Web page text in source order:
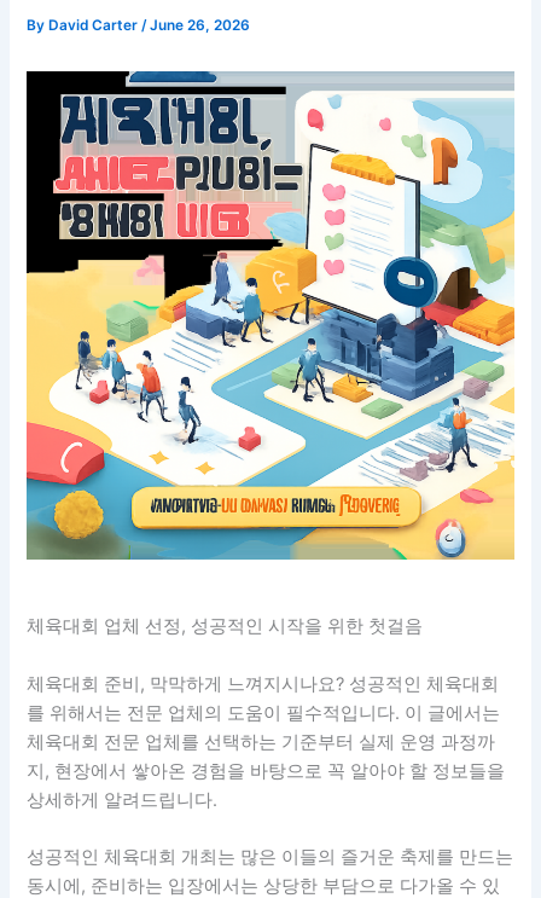
By David Carter/June 26, 2026
체육대회 업체 선정, 성공적인 시작을 위한 첫걸음
체육대회 준비, 막막하게 느껴지시나요? 성공적인 체육대회
를 위해서는 전문 업체의 도움이 필수적입니다. 이 글에서는
체육대회 전문 업체를 선택하는 기준부터 실제 운영 과정까
지, 현장에서 쌓아온 경험을 바탕으로 꼭 알아야 할 정보들을
상세하게 알려드립니다.
성공적인 체육대회 개최는 많은 이들의 즐거운 축제를 만드는
동시에, 준비하는 입장에서는 상당한 부담으로 다가올 수 있